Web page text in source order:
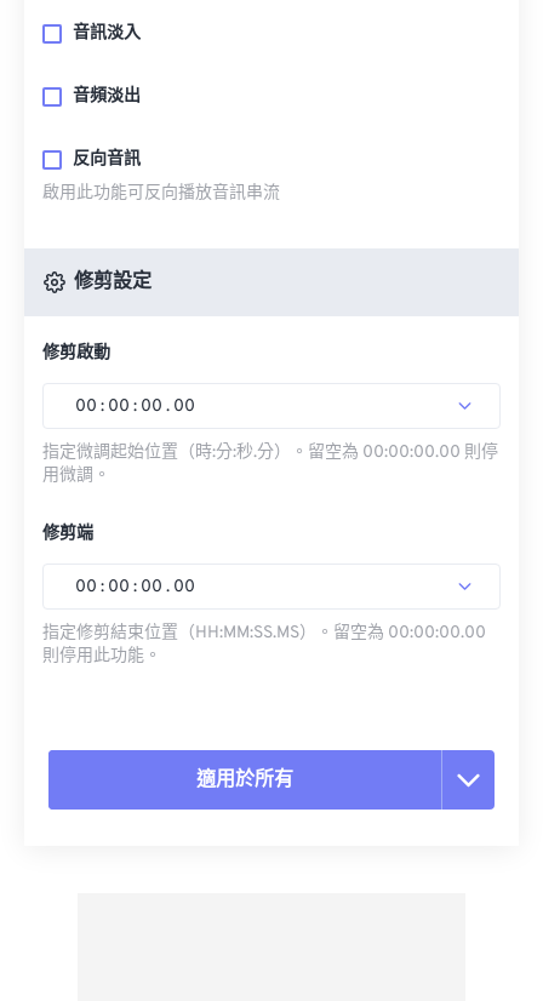
音訊淡入
音頻淡出
反向音訊
啟用此功能可反向播放音訊串流
修剪設定
修剪啟動
00 : 00 : 00 . 00
指定微調起始位置（時:分:秒.分）。留空為 00:00:00.00 則停
用微調。
修剪端
00 : 00 : 00 . 00
指定修剪結束位置（HH:MM:SS.MS）。留空為 00:00:00.00
則停用此功能。
適用於所有